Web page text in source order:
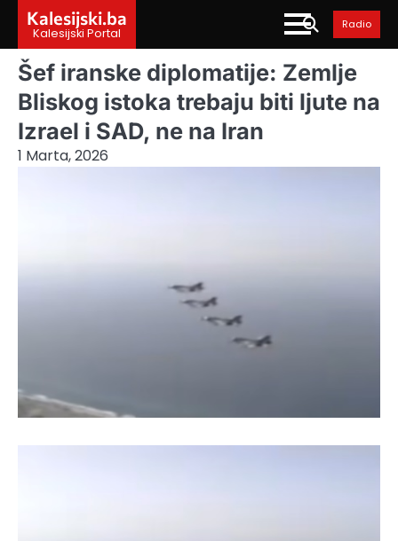
content
Kalesijski.ba
Kalesijski Portal
Radio
Šef iranske diplomatije: Zemlje
Bliskog istoka trebaju biti ljute na
Izrael i SAD, ne na Iran
1 Marta, 2026